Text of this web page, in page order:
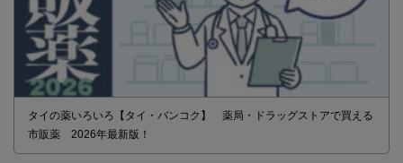
タイの薬いろいろ【タイ・バンコク】 薬局・ドラッグストアで買える
市販薬 2026年最新版！